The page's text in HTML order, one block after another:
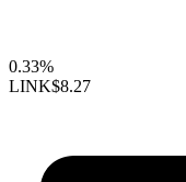
0.33%
LINK$8.27